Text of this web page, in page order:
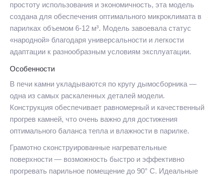
простоту использования и экономичность, эта модель
создана для обеспечения оптимального микроклимата в
парилках объемом 6-12 м³. Модель завоевала статус
«народной» благодаря универсальности и легкости
адаптации к разнообразным условиям эксплуатации.
Особенности
В печи камни укладываются по кругу дымосборника —
одна из самых раскаленных деталей модели.
Конструкция обеспечивает равномерный и качественный
прогрев камней, что очень важно для достижения
оптимального баланса тепла и влажности в парилке.
Грамотно сконструированные нагревательные
поверхности — возможность быстро и эффективно
прогревать парильное помещение до 90° C. Идеальные